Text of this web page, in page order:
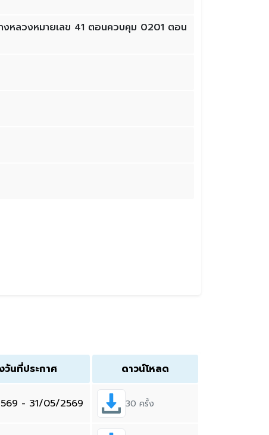
งหลวงหมายเลข 41 ตอนควบคุม 0201 ตอน
วันที่ประกาศ ดาวน์โหลด
- 31/05/2569 30 ครั้ง